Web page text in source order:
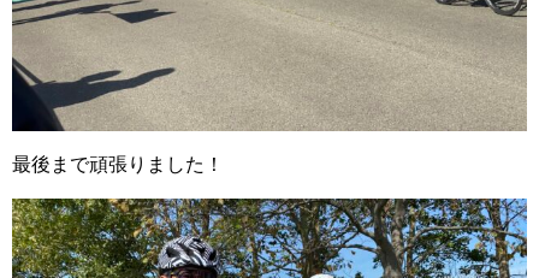
最後まで頑張りました！